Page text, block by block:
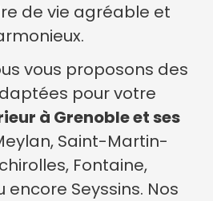
de vie agréable et
vous proposons des
pour votre
à Grenoble et ses
Saint-Martin-
Fontaine,
encore Seyssins. Nos